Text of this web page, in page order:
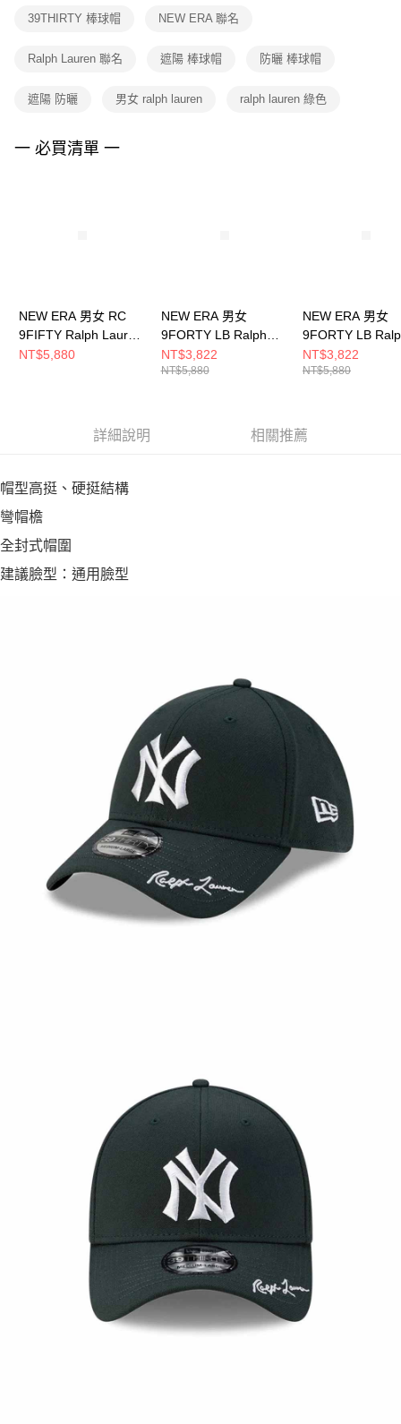
１．透過由恩沛科技股份有限公司提供之「AFTEE先享後付」服務完成之交
權轉讓予恩沛科技股份有限公司。
３．未成年的使用者請事先徵得法定代理人或監護人之同意方可使用
４．使用「AFTEE先享後付」時，將依據個別帳號之用戶狀況，依本公司即
39THIRTY 棒球帽 NEW ERA 聯名
Ralph Lauren 聯名 遮陽 棒球帽 防曬 棒球帽
遮陽 防曬 男女 ralph lauren ralph lauren 綠色
一 必買清單 一
NEW ERA 男女 RC
9FIFTY Ralph Lauren
RL H254MLBYR02
NT$5,880
NEW ERA 男女
9FORTY LB Ralph
Lauren RL
H251MLB01 26115 紅
NT$3,822
NT$5,880
NEW ERA 男女
9FORTY LB
Lauren RL
H251MLB01
NT$3,822
NT$5,880
詳細說明 相關推薦
帽型高挺、硬挺結構
彎帽檐
全封式帽圍
建議臉型：通用臉型